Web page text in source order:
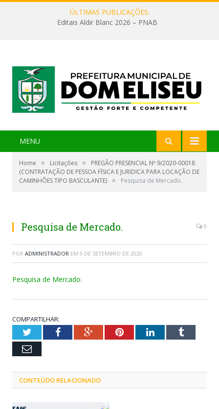
ÚLTIMAS PUBLICAÇÕES:
Editais Aldir Blanc 2026 – PNAB
MENU
Home » Licitações »
PREGÃO PRESENCIAL Nº 9/2020-00018
(CONTRATAÇÃO DE PESSOA FÍSICA E JURIDICA PARA LOCAÇÃO DE
CAMINHÕES TIPO BASCULANTE) » Pesquisa de Mercado.
Pesquisa de Mercado. 0
POR ADMINISTRADOR EM 9 DE SETEMBRO DE 2020
Pesquisa de Mercado.
COMPARTILHAR:
TwitterFacebookGoogle+PinterestLinkedInTumblr
Email
CONTEÚDO RELACIONADO